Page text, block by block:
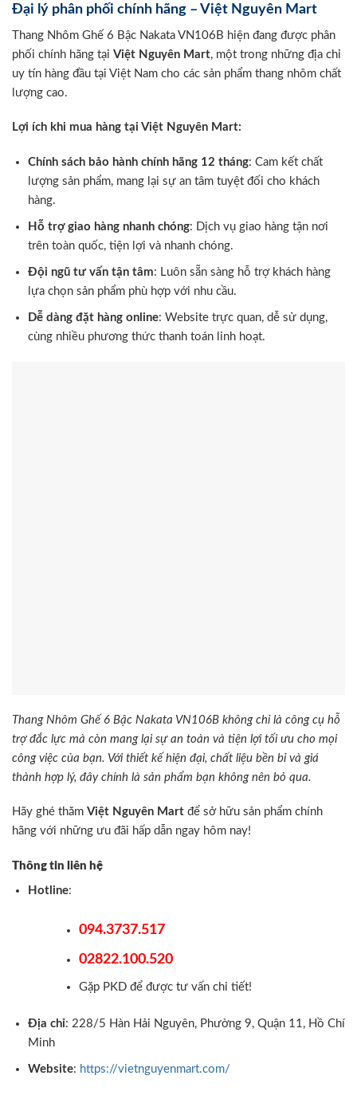
Đại lý phân phối chính hãng – Việt Nguyên Mart
Thang Nhôm Ghế 6 Bậc Nakata VN106B hiện đang được phân
phối chính hãng tại Việt Nguyên Mart, một trong những địa chỉ
uy tín hàng đầu tại Việt Nam cho các sản phẩm thang nhôm chất
lượng cao.
Lợi ích khi mua hàng tại Việt Nguyên Mart:
Chính sách bảo hành chính hãng 12 tháng: Cam kết chất
lượng sản phẩm, mang lại sự an tâm tuyệt đối cho khách
hàng.
Hỗ trợ giao hàng nhanh chóng: Dịch vụ giao hàng tận nơi
trên toàn quốc, tiện lợi và nhanh chóng.
Đội ngũ tư vấn tận tâm: Luôn sẵn sàng hỗ trợ khách hàng
lựa chọn sản phẩm phù hợp với nhu cầu.
Dễ dàng đặt hàng online: Website trực quan, dễ sử dụng,
cùng nhiều phương thức thanh toán linh hoạt.
Thang Nhôm Ghế 6 Bậc Nakata VN106B không chỉ là công cụ hỗ
trợ đắc lực mà còn mang lại sự an toàn và tiện lợi tối ưu cho mọi
công việc của bạn. Với thiết kế hiện đại, chất liệu bền bỉ và giá
thành hợp lý, đây chính là sản phẩm bạn không nên bỏ qua.
Hãy ghé thăm Việt Nguyên Mart để sở hữu sản phẩm chính
hãng với những ưu đãi hấp dẫn ngay hôm nay!
Thông tin liên hệ
Hotline:
094.3737.517
02822.100.520
Gặp PKD để được tư vấn chi tiết!
Địa chỉ: 228/5 Hàn Hải Nguyên, Phường 9, Quận 11, Hồ Chí
Minh
Website: https://vietnguyenmart.com/